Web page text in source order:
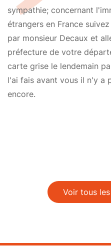
sympathie; concernant
étrangers en France
par monsieur Decaux et
préfecture de votre
carte grise le lendemain
l'ai fais avant vous il n'y a
encore.
Voir tous